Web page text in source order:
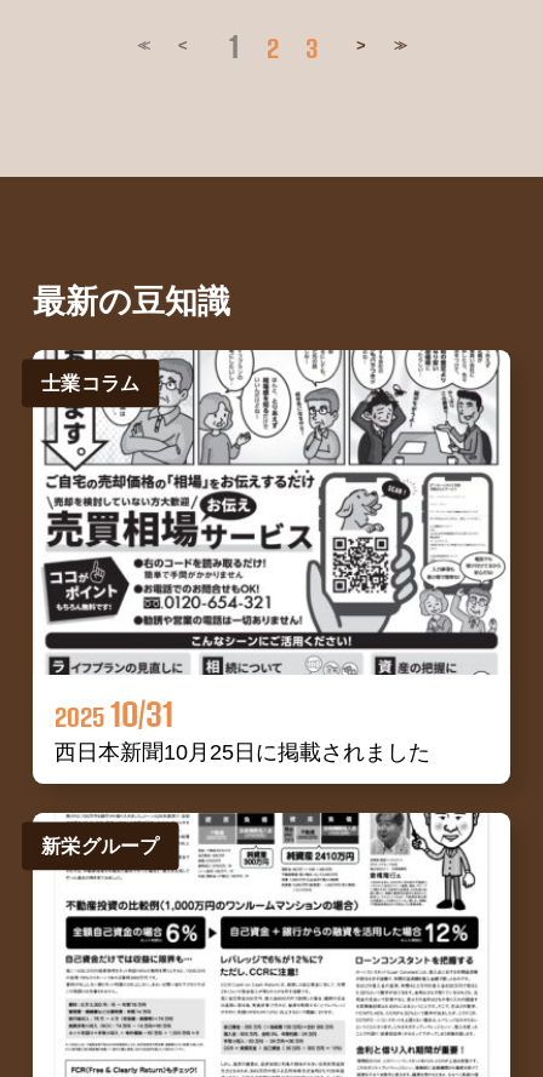
≪ < 1 2 3 > ≫
最新の豆知識
2025 10/31
西日本新聞10月25日に掲載されました
士業コラム
新栄グループ